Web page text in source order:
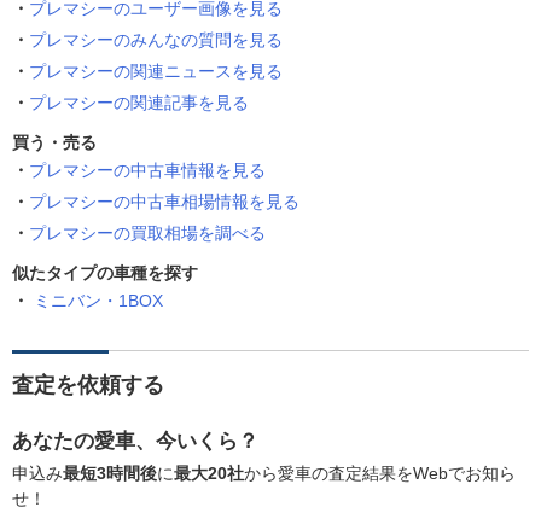
プレマシーのユーザー画像を見る
プレマシーのみんなの質問を見る
プレマシーの関連ニュースを見る
プレマシーの関連記事を見る
買う・売る
プレマシーの中古車情報を見る
プレマシーの中古車相場情報を見る
プレマシーの買取相場を調べる
似たタイプの車種を探す
ミニバン・1BOX
査定を依頼する
あなたの愛車、今いくら？
申込み最短3時間後に最大20社から愛車の査定結果をWebでお知ら
せ！